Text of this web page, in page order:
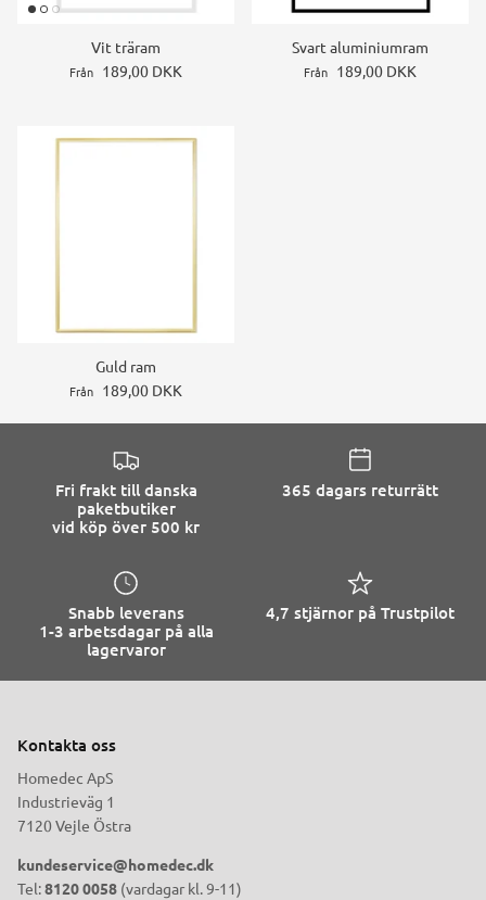
Vit träram
Från 189,00 DKK
Svart aluminiumram
Från 189,00 DKK
Guld ram
Från 189,00 DKK
Fri frakt till danska
paketbutiker
vid köp över 500 kr
365 dagars returrätt
Snabb leverans
1-3 arbetsdagar på alla
lagervaror
4,7 stjärnor på Trustpilot
Kontakta oss
Homedec ApS
Industrieväg 1
7120 Vejle Östra
kundeservice@homedec.dk
Tel:8120 0058 (vardagar kl. 9-11)